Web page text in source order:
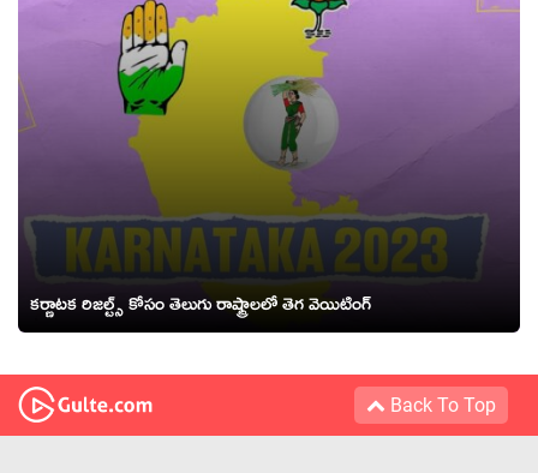
కర్ణాటక రిజల్ట్స్ కోసం తెలుగు రాష్ట్రాలలో తెగ వెయిటింగ్
Back To Top